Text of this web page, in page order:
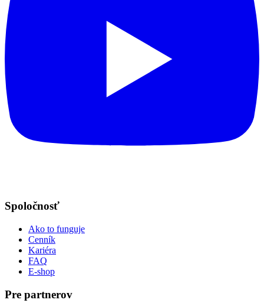
Spoločnosť
Ako to funguje
Cenník
Kariéra
FAQ
E-shop
Pre partnerov